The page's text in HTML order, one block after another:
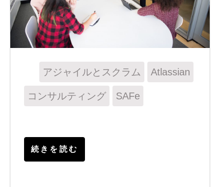
アジャイルとスクラム Atlassian
コンサルティング SAFe
続きを読む